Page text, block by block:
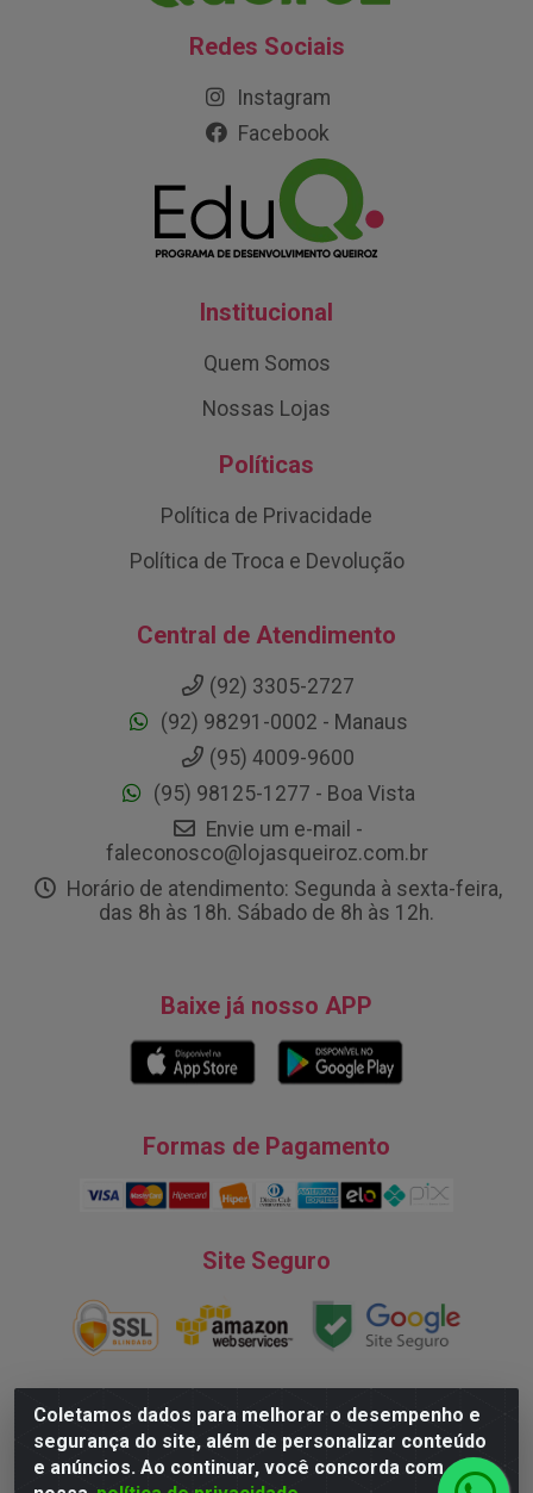
Coletamos dados para melhorar o desempenho e
segurança do site, além de personalizar conteúdo
e anúncios. Ao continuar, você concorda com
Redes Sociais
Instagram
Facebook
Institucional
Quem Somos
Nossas Lojas
Políticas
Política de Privacidade
Política de Troca e Devolução
Central de Atendimento
(92) 3305-2727
(92) 98291-0002 - Manaus
(95) 4009-9600
(95) 98125-1277 - Boa Vista
Envie um e-mail -
faleconosco@lojasqueiroz.com.br
Horário de atendimento: Segunda à sexta-feira,
das 8h às 18h. Sábado de 8h às 12h.
Baixe já nosso APP
Formas de Pagamento
Site Seguro
Natureza Comércio de Descartáveis LTDA - Endereço: Av. do
Turismo, 28, Tarumã - CNPJ:08.038.545/0001-07 © 2016